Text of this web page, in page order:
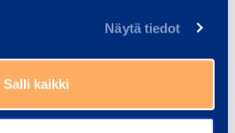
Näytä tiedot
Salli kaikki